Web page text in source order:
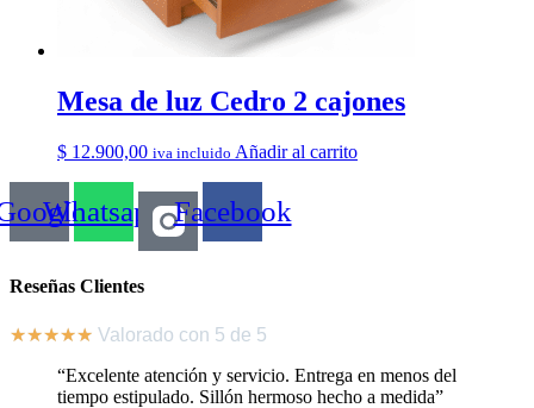
Mesa de luz Cedro 2 cajones
$ 12.900,00 iva incluido Añadir al carrito
Whatsapp Facebook
Reseñas Clientes
★★★★★ Valorado con 5 de 5
“Excelente atención y servicio. Entrega en menos del
tiempo estipulado. Sillón hermoso hecho a medida”